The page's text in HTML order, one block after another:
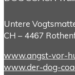
Untere
CH – 4467
www.angst-vor-
www.der-dog-